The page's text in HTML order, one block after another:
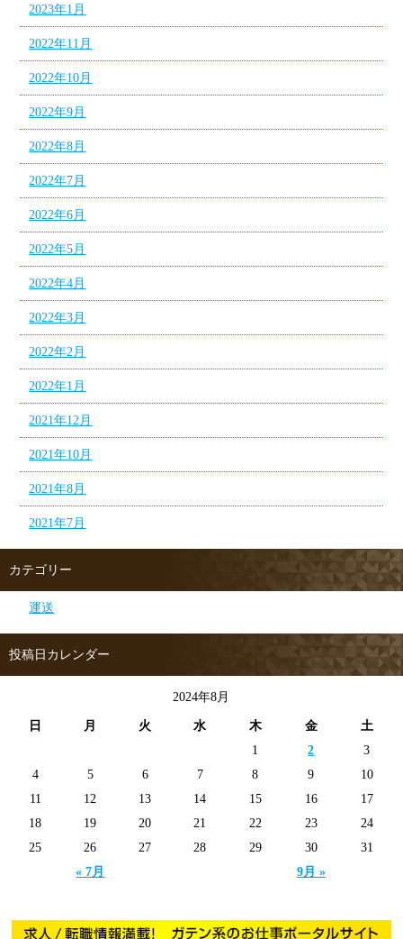
2023年1月
2022年11月
2022年10月
2022年9月
2022年8月
2022年7月
2022年6月
2022年5月
2022年4月
2022年3月
2022年2月
2022年1月
2021年12月
2021年10月
2021年8月
2021年7月
カテゴリー
運送
投稿日カレンダー
2024年8月
日 月 火 水 木 金 土
« 7月 9月 »
1 2
3
4
5 6 7 8 9
10
11
12 13 14 15 16
17
18
19 20 21 22 23
24
25
26 27 28 29 30 31